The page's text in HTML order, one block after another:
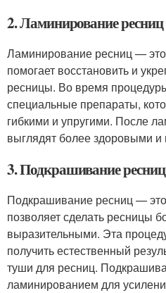
2. Ламинирование ресниц
Ламинирование ресниц —
помогает восстановить и
ресницы. Во время
специальные препараты,
гибкими и упругими. После
выглядят более здоровыми
3. Подкрашивание ресниц
Подкрашивание ресниц —
позволяет сделать ресницы
выразительными. Эта
получить естественный
туши для ресниц.
ламинированием для